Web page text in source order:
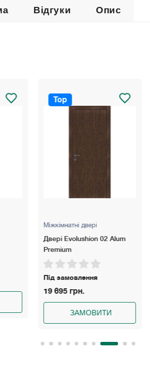
Відгуки Опис
Top
Міжкімнатні двері
Двері Evolushion 02 Alum
Premium
Під замовлення
19 695 грн.
ЗАМОВИТИ